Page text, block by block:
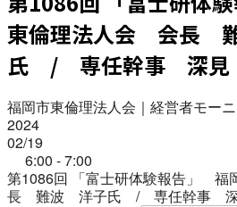
東倫理法人会 会長
氏 / 専任幹事 深見
福岡市東倫理法人会｜経営者モー
2024
02/19
6:00 - 7:00
第1086回 「富士研体験報告」
長 難波 洋子氏 / 専任幹事